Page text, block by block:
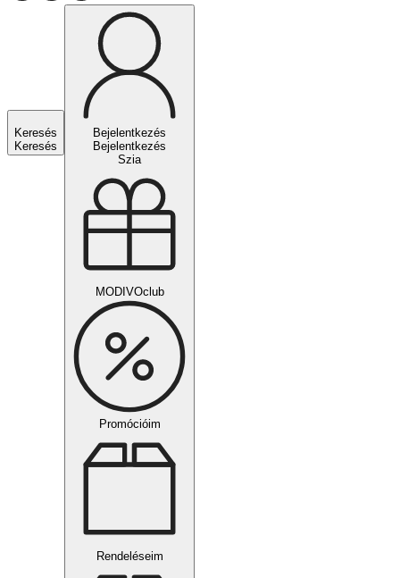
Keresés
Keresés
Bejelentkezés
Bejelentkezés
Szia
MODIVOclub
Promócióim
Rendeléseim